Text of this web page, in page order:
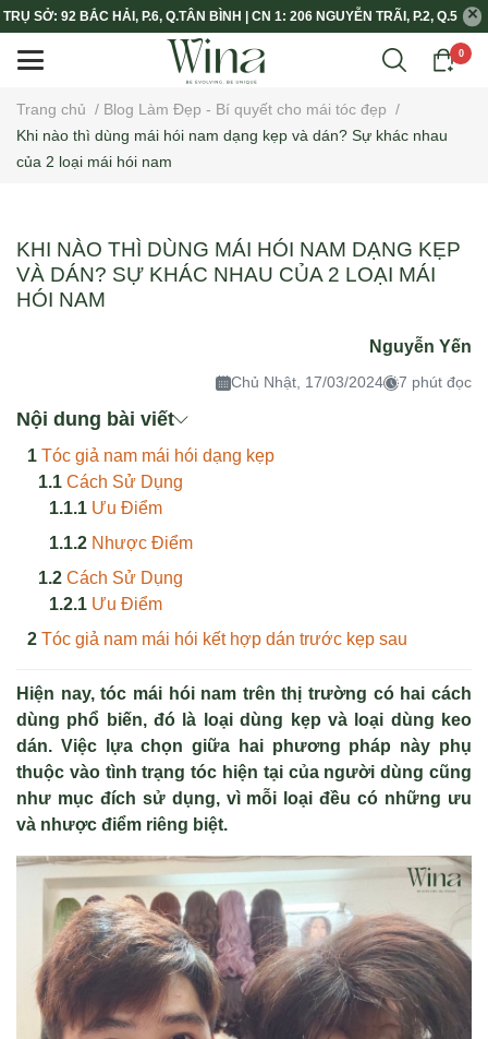
TRỤ SỞ: 92 BẮC HẢI, P.6, Q.TÂN BÌNH | CN 1: 206 NGUYỄN TRÃI, P.2, Q.5
0
Trang chủ / Blog Làm Đẹp - Bí quyết cho mái tóc đẹp /
Khi nào thì dùng mái hói nam dạng kẹp và dán? Sự khác nhau
của 2 loại mái hói nam
KHI NÀO THÌ DÙNG MÁI HÓI NAM DẠNG KẸP
VÀ DÁN? SỰ KHÁC NHAU CỦA 2 LOẠI MÁI
HÓI NAM
Nguyễn Yến
Chủ Nhật, 17/03/2024 7 phút đọc
Nội dung bài viết
Tóc giả nam mái hói dạng kẹp
Cách Sử Dụng
Ưu Điểm
Nhược Điểm
Cách Sử Dụng
Ưu Điểm
Tóc giả nam mái hói kết hợp dán trước kẹp sau
Hiện nay, tóc mái hói nam trên thị trường có hai cách
dùng phổ biến, đó là loại dùng kẹp và loại dùng keo
dán. Việc lựa chọn giữa hai phương pháp này phụ
thuộc vào tình trạng tóc hiện tại của người dùng cũng
như mục đích sử dụng, vì mỗi loại đều có những ưu
và nhược điểm riêng biệt.